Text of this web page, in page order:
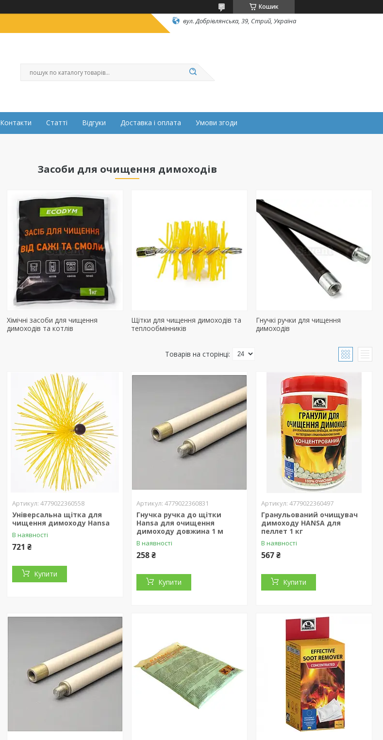
Кошик
вул. Добрівлянська, 39, Стрий, Україна
Контакти Статті Відгуки Доставка і оплата Умови згоди
Засоби для очищення димоходів
Хімічні засоби для чищення
димоходів та котлів
Щітки для чищення димоходів та
теплообмінників
Гнучкі ручки для чищення
димоходів
4779022360558
Універсальна щітка для
чищення димоходу Hansa
В наявності
721 ₴
Купити
4779022360831
Гнучка ручка до щітки
Hansa для очищення
димоходу довжина 1 м
В наявності
258 ₴
Купити
4779022360497
Гранульований очищувач
димоходу HANSA для
пеллет 1 кг
В наявності
567 ₴
Купити